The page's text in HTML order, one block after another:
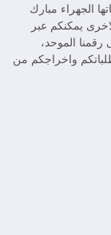
الجهراء مبارك
يمكنكم عبر
الموحد،
واخراجكم من